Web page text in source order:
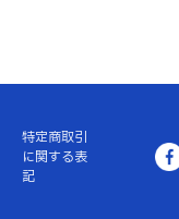
特定商取引
に関する表
記